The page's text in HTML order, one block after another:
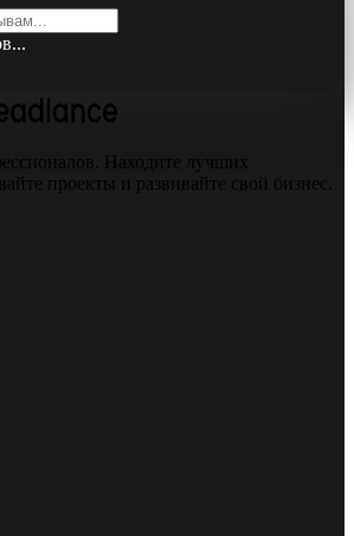
Находите лучших
проекты и развивайте свой бизнес.